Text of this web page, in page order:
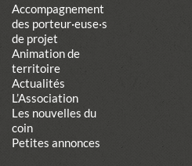
Accompagnement
des porteur·euse·s
de projet
Animation de
territoire
Actualités
L’Association
Les nouvelles du
coin
Petites annonces